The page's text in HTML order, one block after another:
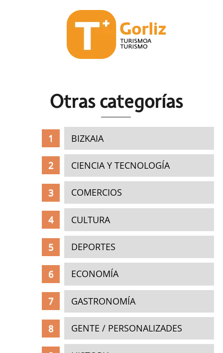
Otras categorías
BIZKAIA
CIENCIA Y TECNOLOGÍA
COMERCIOS
CULTURA
DEPORTES
ECONOMÍA
GASTRONOMÍA
GENTE / PERSONALIZADES